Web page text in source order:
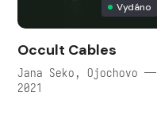
Vydáno
Occult Cables
Jana Seko, Ojochovo —
2021